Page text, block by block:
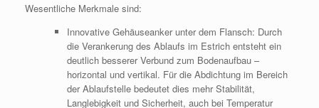
Wesentliche Merkmale sind:
Innovative Gehäuseanker unter dem Flansch: Durch
die Verankerung des Ablaufs im Estrich entsteht ein
deutlich besserer Verbund zum Bodenaufbau –
horizontal und vertikal. Für die Abdichtung im Bereich
der Ablaufstelle bedeutet dies mehr Stabilität,
Langlebigkeit und Sicherheit, auch bei Temperatur